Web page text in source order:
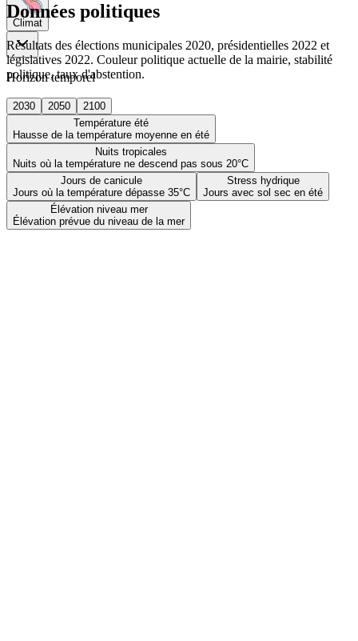
Climat
Horizon temporel
2030 2050
2100
Température été
Hausse de la température moyenne en été
Nuits tropicales
Nuits où la température ne descend pas sous 20°C
Jours de canicule
Jours où la température dépasse 35°C
Stress hydrique
Jours avec sol sec en été
Élévation niveau mer
Élévation prévue du niveau de la mer
Données politiques
Résultats des élections municipales 2020, présidentielles 2022 et
législatives 2022. Couleur politique actuelle de la mairie, stabilité
politique, taux d'abstention.